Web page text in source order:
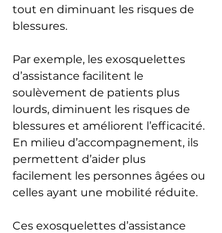
tout en diminuant les risques de
blessures.
Par exemple, les exosquelettes
d’assistance facilitent le
soulèvement de patients plus
lourds, diminuent les risques de
blessures et améliorent l’efficacité.
En milieu d’accompagnement, ils
permettent d’aider plus
facilement les personnes âgées ou
celles ayant une mobilité réduite.
Ces exosquelettes d’assistance